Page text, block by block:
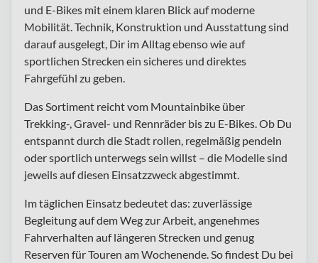
und E-Bikes mit einem klaren Blick auf moderne
Mobilität. Technik, Konstruktion und Ausstattung sind
darauf ausgelegt, Dir im Alltag ebenso wie auf
sportlichen Strecken ein sicheres und direktes
Fahrgefühl zu geben.
Das Sortiment reicht vom Mountainbike über
Trekking-, Gravel- und Rennräder bis zu E-Bikes. Ob Du
entspannt durch die Stadt rollen, regelmäßig pendeln
oder sportlich unterwegs sein willst – die Modelle sind
jeweils auf diesen Einsatzzweck abgestimmt.
Im täglichen Einsatz bedeutet das: zuverlässige
Begleitung auf dem Weg zur Arbeit, angenehmes
Fahrverhalten auf längeren Strecken und genug
Reserven für Touren am Wochenende. So findest Du bei